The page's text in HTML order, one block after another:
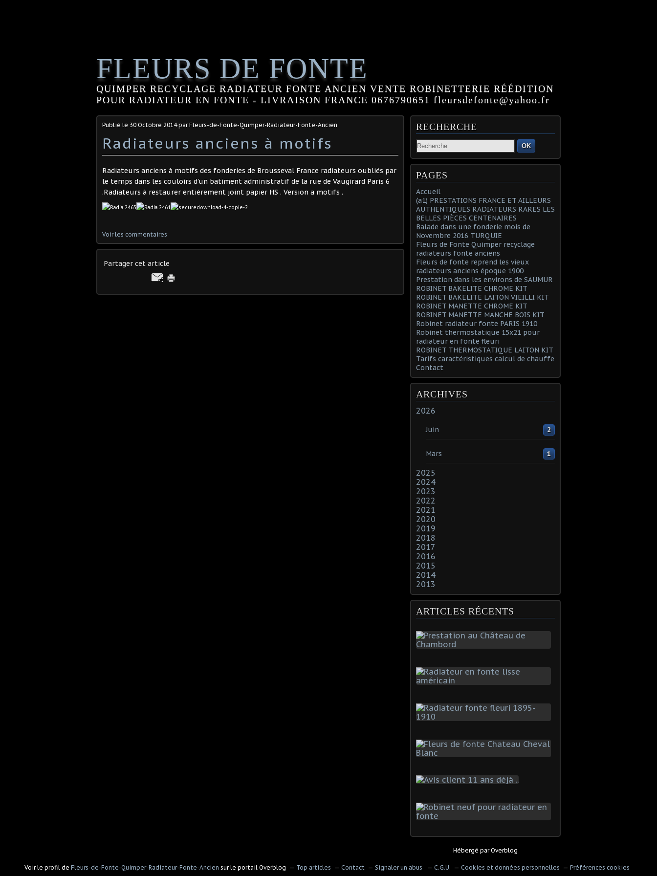
FLEURS DE FONTE
QUIMPER RECYCLAGE RADIATEUR FONTE ANCIEN VENTE ROBINETTERIE RÉÉDITION
POUR RADIATEUR EN FONTE - LIVRAISON FRANCE 0676790651 fleursdefonte@yahoo.fr
Publié le 30 Octobre 2014par Fleurs-de-Fonte-Quimper-Radiateur-Fonte-Ancien
Radiateurs anciens à motifs
Radiateurs anciens à motifs des fonderies de Brousseval France radiateurs oubliés par
le temps dans les couloirs d'un batiment administratif de la rue de Vaugirard Paris 6
.Radiateurs à restaurer entiérement joint papier HS . Version a motifs .
Voir les commentaires
Partager cet article
RECHERCHE
OK
PAGES
Accueil
(a1) PRESTATIONS FRANCE ET AILLEURS
AUTHENTIQUES RADIATEURS RARES LES
BELLES PIÈCES CENTENAIRES
Balade dans une fonderie mois de
Novembre 2016 TURQUIE
Fleurs de Fonte Quimper recyclage
radiateurs fonte anciens
Fleurs de fonte reprend les vieux
radiateurs anciens époque 1900
Prestation dans les environs de SAUMUR
ROBINET BAKELITE CHROME KIT
ROBINET BAKELITE LAITON VIEILLI KIT
ROBINET MANETTE CHROME KIT
ROBINET MANETTE MANCHE BOIS KIT
Robinet radiateur fonte PARIS 1910
Robinet thermostatique 15x21 pour
radiateur en fonte fleuri
ROBINET THERMOSTATIQUE LAITON KIT
Tarifs caractéristiques calcul de chauffe
Contact
ARCHIVES
2026
Juin 2
Mars 1
2025
2024
2023
2022
2021
2020
2019
2018
2017
2016
2015
2014
2013
ARTICLES RÉCENTS
Hébergé parOverblog
Voir le profil de Fleurs-de-Fonte-Quimper-Radiateur-Fonte-Ancien sur le portail Overblog Top articles Contact Signaler un abus C.G.U. Cookies et données personnelles Préférences cookies